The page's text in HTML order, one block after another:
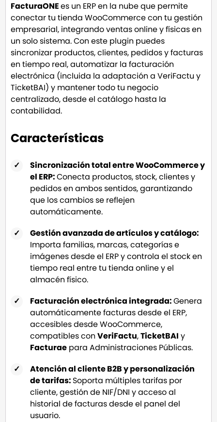
FacturaONEes un ERP en la nube que permite
conectar tu tienda WooCommerce con tu gestión
empresarial, integrando ventas online y físicas en
un solo sistema. Con este plugin puedes
sincronizar productos, clientes, pedidos y facturas
en tiempo real, automatizar la facturación
electrónica (incluida la adaptación a VeriFactu y
TicketBAI) y mantener todo tu negocio
centralizado, desde el catálogo hasta la
contabilidad.
Características
Sincronización total entre WooCommerce y
el ERP:Conecta productos, stock, clientes y
pedidos en ambos sentidos, garantizando
que los cambios se reflejen
automáticamente.
Gestión avanzada de artículos y catálogo:
Importa familias, marcas, categorías e
imágenes desde el ERP y controla el stock en
tiempo real entre tu tienda online y el
almacén físico.
Facturación electrónica integrada:Genera
automáticamente facturas desde el ERP,
accesibles desde WooCommerce,
compatibles conVeriFactu,TicketBAI y
Facturae para Administraciones Públicas.
Atención al cliente B2B y personalización
de tarifas: Soporta múltiples tarifas por
cliente, gestión de NIF/DNI y acceso al
historial de facturas desde el panel del
usuario.